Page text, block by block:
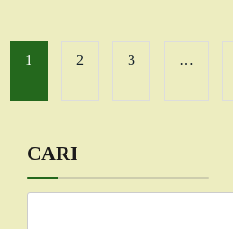
1 2 3 …
CARI